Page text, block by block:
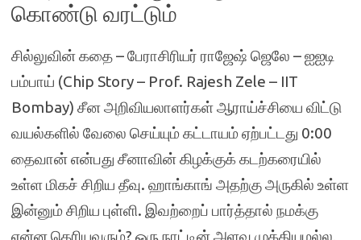
கொண்டு வரட்டும்
சில்லுவின் கதை – பேராசிரியர் ராஜேஷ் ஜெலே – ஐஐடி
பம்பாய் (Chip Story – Prof. Rajesh Zele – IIT
Bombay) சீன அறிவியலாளர்கள் ஆராய்ச்சியை விட்டு
வயல்களில் வேலை செய்யும் கட்டாயம் ஏற்பட்டது 0:00
தைவான் என்பது சீனாவின் கிழக்குக் கடற்கரையில்
உள்ள மிகச் சிறிய தீவு. ஹாங்காங் அதற்கு அருகில் உள்ள
இன்னும் சிறிய புள்ளி. இவற்றைப் பார்த்தால் நமக்கு
என்ன தெரியவரும்? ஒரு நாட்டின் அளவு முக்கியமல்ல,